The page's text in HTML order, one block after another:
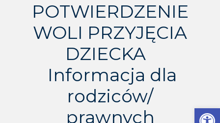
Otwórz pasek narzędzi
POTWIERDZENIE
WOLI PRZYJĘCIA
DZIECKA
Informacja dla
rodziców/
prawnych